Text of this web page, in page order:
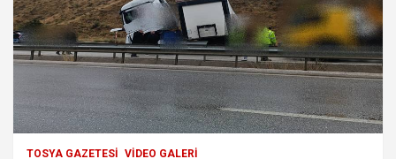
TOSYA GAZETESI VIDEO GALERI